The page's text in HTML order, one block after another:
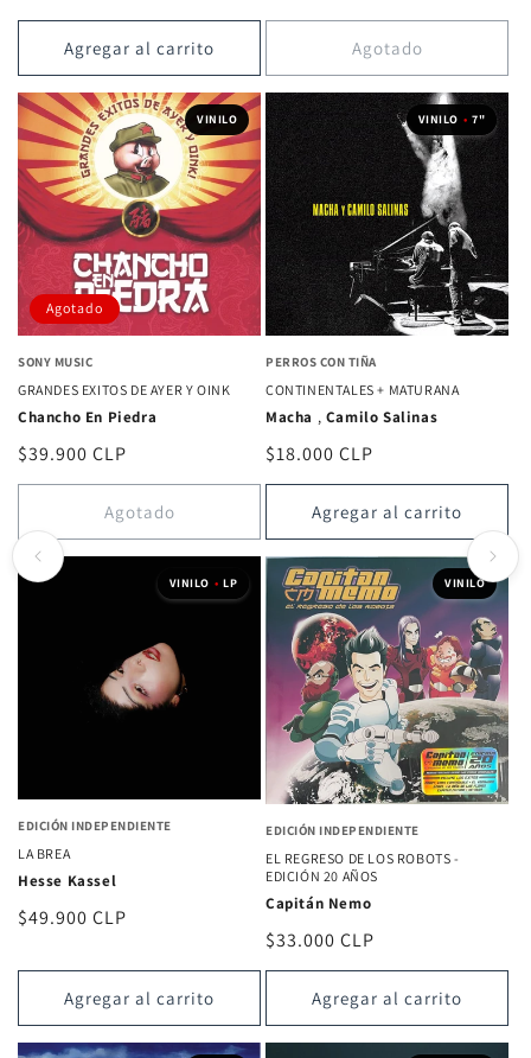
habitual
Agregar al carrito Agotado
VINILO
Agotado
SONY MUSIC
GRANDES EXITOS DE AYER Y OINK
Chancho En Piedra
Precio
habitual
$39.900 CLP
Agotado
VINILO • 7"
PERROS CON TIÑA
CONTINENTALES + MATURANA
Macha , Camilo Salinas
Precio
habitual
$18.000 CLP
Agregar al carrito
VINILO • LP
EDICIÓN INDEPENDIENTE
LA BREA
Hesse Kassel
Precio
$49.900 CLP
Agregar al carrito
VINILO
EDICIÓN INDEPENDIENTE
EL REGRESO DE LOS ROBOTS -
EDICIÓN 20 AÑOS
Capitán Nemo
Precio
habitual
$33.000 CLP
Agregar al carrito